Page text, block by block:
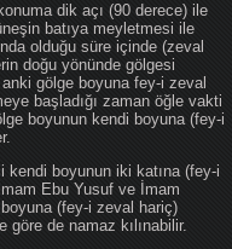
dik açı (90 derece) ile
batıya meyletmesi ile
olduğu süre içinde (zeval
doğu yönünde gölgesi
gölge boyuna fey-i zeval
başladığı zaman öğle vakti
boyunun kendi boyuna (fey-i
boyunun iki katına (fey-i
Ebu Yusuf ve İmam
(fey-i zeval hariç)
göre de namaz kılınabilir.